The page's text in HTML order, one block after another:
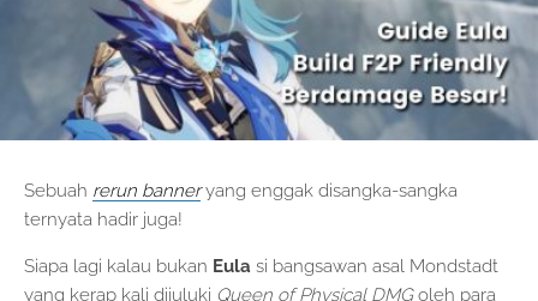
Sebuah rerun banneryang enggak disangka-sangka
ternyata hadir juga!
Siapa lagi kalau bukan Eula si bangsawan asal Mondstadt
yang kerap kali dijuluki Queen of Physical DMGoleh para